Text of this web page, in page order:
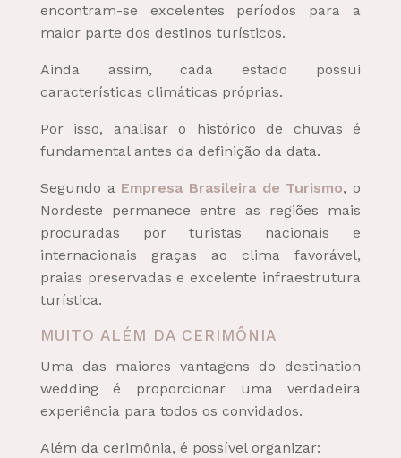
encontram-se excelentes períodos para a
maior parte dos destinos turísticos.
Ainda assim, cada estado possui
características climáticas próprias.
Por isso, analisar o histórico de chuvas é
fundamental antes da definição da data.
Segundo a Empresa Brasileira de Turismo, o
Nordeste permanece entre as regiões mais
procuradas por turistas nacionais e
internacionais graças ao clima favorável,
praias preservadas e excelente infraestrutura
turística.
MUITO ALÉM DA CERIMÔNIA
Uma das maiores vantagens do destination
wedding é proporcionar uma verdadeira
experiência para todos os convidados.
Além da cerimônia, é possível organizar: